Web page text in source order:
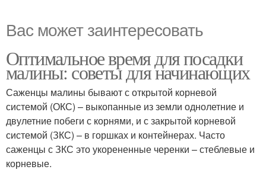
Вас может заинтересовать
Оптимальное время для посадки
малины: советы для начинающих
Саженцы малины бывают с открытой корневой
системой (ОКС) – выкопанные из земли однолетние и
двулетние побеги с корнями, и с закрытой корневой
системой (ЗКС) – в горшках и контейнерах. Часто
саженцы с ЗКС это укорененные черенки – стеблевые и
корневые.